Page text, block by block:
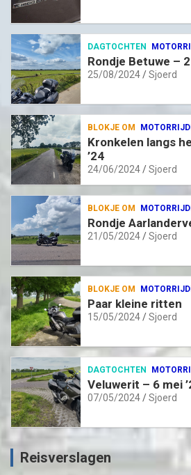
DAGTOCHTEN
Rondje Betuwe –
25/08/2024 Sjoerd
BLOKJE OM
Kronkelen langs
’24
24/06/2024 Sjoerd
BLOKJE OM
Rondje
21/05/2024 Sjoerd
BLOKJE OM
Paar kleine ritten
15/05/2024 Sjoerd
DAGTOCHTEN
Veluwerit – 6 mei
07/05/2024 Sjoerd
Reisverslagen